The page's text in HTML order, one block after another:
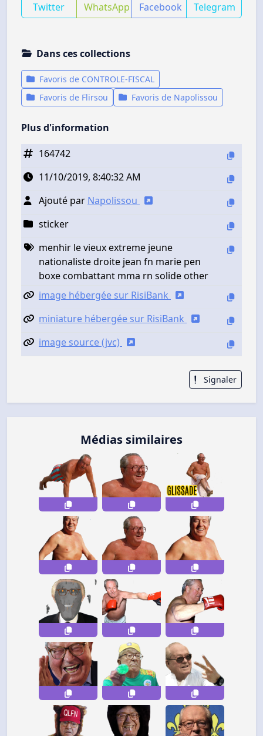
Twitter WhatsApp Facebook Telegram
Dans ces collections
Favoris de CONTROLE-FISCAL
Favoris de Flirsou
Favoris de Napolissou
Plus d'information
164742
11/10/2019, 8:40:32 AM
Ajouté par Napolissou
sticker
menhir le vieux extreme jeune
nationaliste droite jean fn marie pen
boxe combattant mma rn solide other
image hébergée sur RisiBank
miniature hébergée sur RisiBank
image source (jvc)
Signaler
Médias similaires